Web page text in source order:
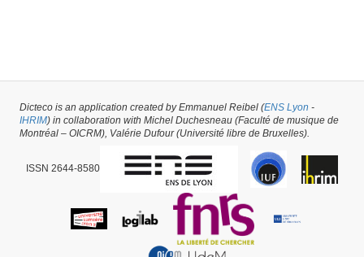
Dicteco is an application created by Emmanuel Reibel (ENS Lyon -
IHRIM) in collaboration with Michel Duchesneau (Faculté de musique de
Montréal – OICRM), Valérie Dufour (Université libre de Bruxelles).
ISSN 2644-8580